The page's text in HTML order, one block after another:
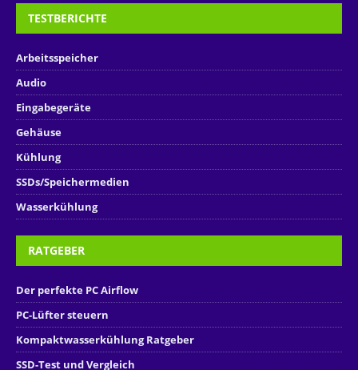
TESTBERICHTE
Arbeitsspeicher
Audio
Eingabegeräte
Gehäuse
Kühlung
SSDs/Speichermedien
Wasserkühlung
RATGEBER
Der perfekte PC Airflow
PC-Lüfter steuern
Kompaktwasserkühlung Ratgeber
SSD-Test und Vergleich